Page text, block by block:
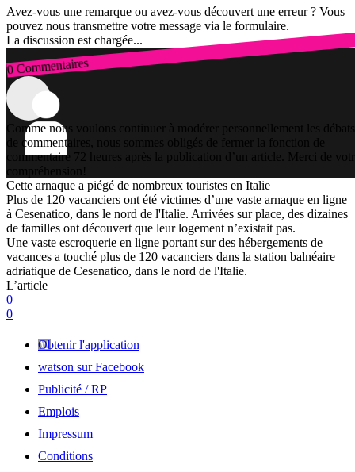
Avez-vous une remarque ou avez-vous découvert une erreur ? Vous
pouvez nous transmettre votre message via le formulaire.
La discussion est chargée...
0 Commentaires
Connexion
Comme nous voulons continuer à modérer personnellement les débats
de commentaires, nous sommes obligés de fermer la fonction de
commentaire 72 heures après la publication d’un article. Merci de
compréhension!
Cette arnaque a piégé de nombreux touristes en Italie
Plus de 120 vacanciers ont été victimes d’une vaste arnaque en ligne
à Cesenatico, dans le nord de l'Italie. Arrivées sur place, des dizaines
de familles ont découvert que leur logement n’existait pas.
Une vaste escroquerie en ligne portant sur des hébergements de
vacances a touché plus de 120 vacanciers dans la station balnéaire
adriatique de Cesenatico, dans le nord de l'Italie.
L’article
0
0
Obtenir l'application
watson sur Facebook
Publicité / RP
Emplois
Impressum
Conditions